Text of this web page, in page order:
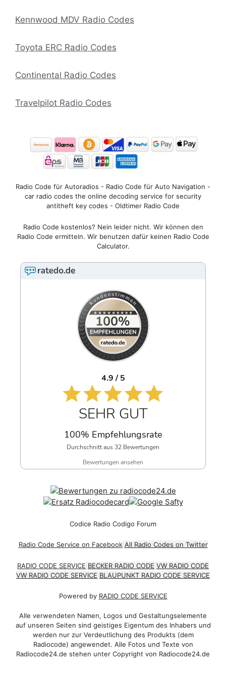
Kennwood MDV Radio Codes
Toyota ERC Radio Codes
Continental Radio Codes
Travelpilot Radio Codes
Radio Code für Autoradios - Radio Code für Auto Navigation -
car radio codes the online decoding service for security
antitheft key codes - Oldtimer Radio Code
Radio Code kostenlos? Nein leider nicht. Wir können den
Radio Code ermitteln. Wir benutzen dafür keinen Radio Code
Calculator.
4.9 / 5
SEHR GUT
100% Empfehlungsrate
Durchschnitt aus 32 Bewertungen
Bewertungen ansehen
Codice Radio Codigo Forum
Radio Code Service on Facebook All Radio Codes on Twitter
RADIO CODE SERVICE BECKER RADIO CODE VW RADIO CODE
VW RADIO CODE SERVICE BLAUPUNKT RADIO CODE SERVICE
Powered by RADIO CODE SERVICE
Alle verwendeten Namen, Logos und Gestaltungselemente
auf unseren Seiten sind geistiges Eigentum des Inhabers und
werden nur zur Verdeutlichung des Produkts (dem
Radiocode) angewendet. Alle Fotos und Texte von
Radiocode24.de stehen unter Copyright von Radiocode24.de